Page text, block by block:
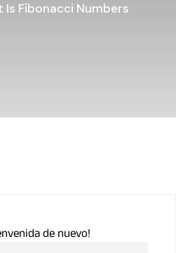
Is Fibonacci Numbers
de nuevo!